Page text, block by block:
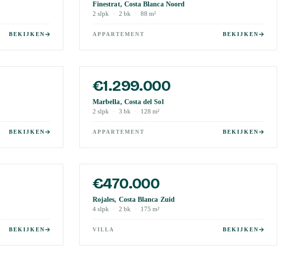
BEKIJKEN
Finestrat, Costa Blanca Noord
2 slpk · 2 bk · 88 m²
APPARTEMENT BEKIJKEN
BEKIJKEN
€1.299.000
Marbella, Costa del Sol
2 slpk · 3 bk · 128 m²
APPARTEMENT BEKIJKEN
BEKIJKEN
€470.000
Rojales, Costa Blanca Zuid
4 slpk · 2 bk · 175 m²
VILLA BEKIJKEN